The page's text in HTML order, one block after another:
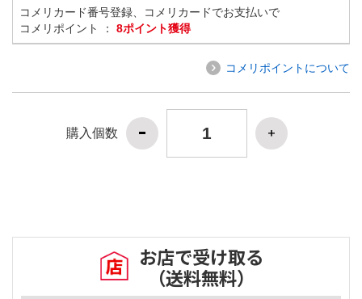
コメリカード番号登録、コメリカードでお支払いで
コメリポイント ： 8ポイント獲得
コメリポイントについて
購入個数
お店で受け取る
（送料無料）